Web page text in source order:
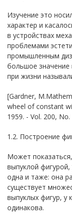
Изучение это
характер и
в устройствах
проблемами
промышленным
большое
при жизни
[Gardner,
wheel of constant
1959. - Vol. 200,
1.2. Построение
Может
выпуклой
одна и таже: она
существует
выпуклых фигур, у
одинакова.